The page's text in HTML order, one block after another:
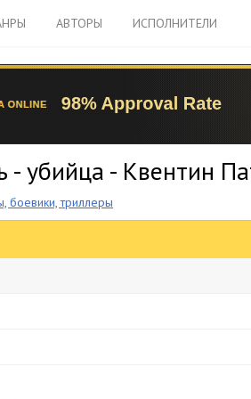
АВТОРЫ ИСПОЛНИТЕЛИ
- убийца - Квентин
боевики, триллеры